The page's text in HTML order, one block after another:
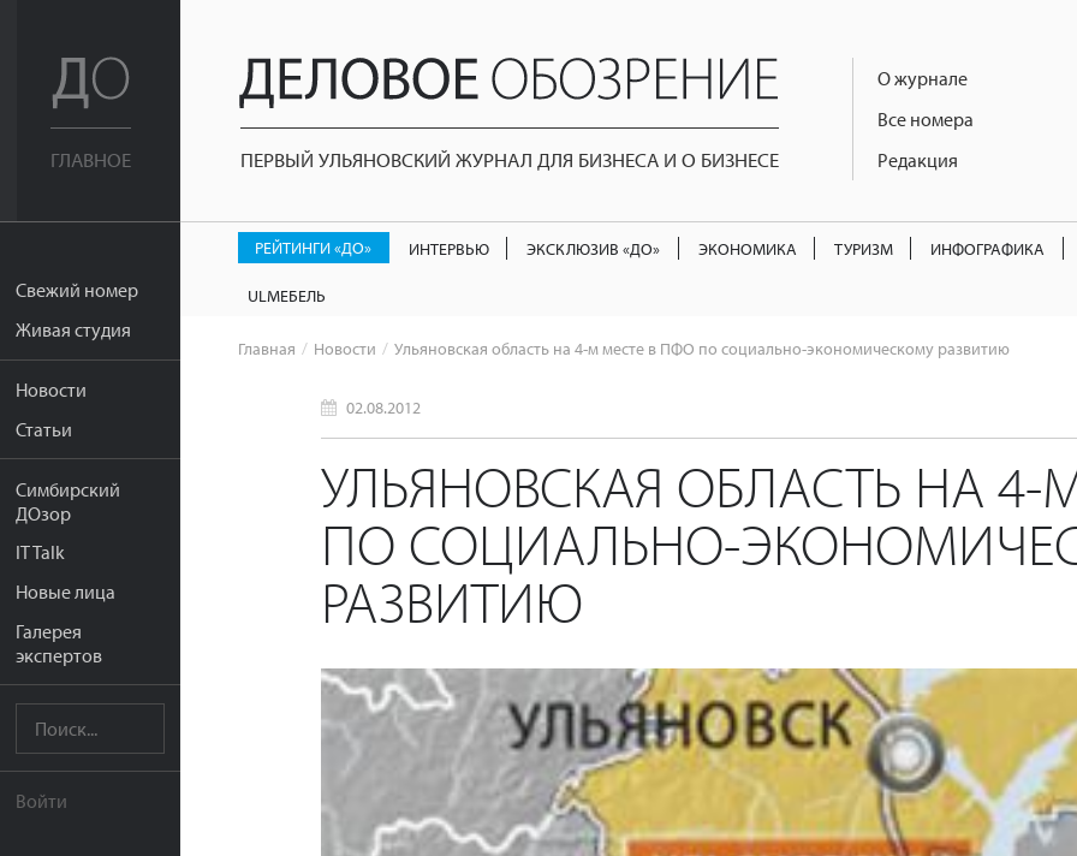
ГЛАВНОЕ
Свежий номер
Живая студия
Новости
Статьи
Симбирский
ДОзор
IT Talk
Новые лица
Галерея
экспертов
Войти
ПЕРВЫЙ УЛЬЯНОВСКИЙ ЖУРНАЛ ДЛЯ БИЗНЕСА И О БИЗНЕСЕ
О журнале
Все номера
Редакция
РЕЙТИНГИ «ДО» ИНТЕРВЬЮ ЭКСКЛЮЗИВ «ДО» ЭКОНОМИКА ТУРИЗМ ИНФОГРАФИКА
ULМЕБЕЛЬ
Главная Новости Ульяновская область на 4-м месте в ПФО по социально-экономическому развитию
02.08.2012
УЛЬЯНОВСКАЯ ОБЛАСТЬ НА
ПО СОЦИАЛЬНО-
РАЗВИТИЮ